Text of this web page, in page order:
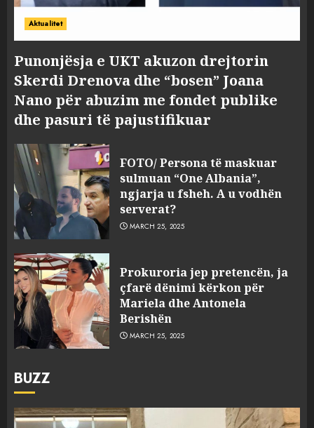
Aktualitet
Punonjësja e UKT akuzon drejtorin
Skerdi Drenova dhe “bosen” Joana
Nano për abuzim me fondet publike
dhe pasuri të pajustifikuar
FOTO/ Persona të maskuar
sulmuan “One Albania”,
ngjarja u fsheh. A u vodhën
serverat?
MARCH 25, 2025
Prokuroria jep pretencën, ja
çfarë dënimi kërkon për
Mariela dhe Antonela
Berishën
MARCH 25, 2025
BUZZ